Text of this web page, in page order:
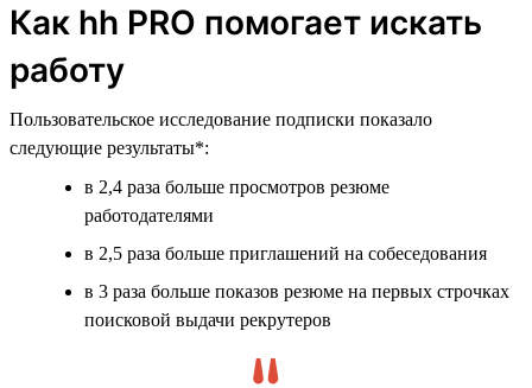
Как hh PRO помогает искать
работу
Пользовательское исследование подписки показало
следующие результаты*:
в 2,4 раза больше просмотров резюме
работодателями
в 2,5 раза больше приглашений на собеседования
в 3 раза больше показов резюме на первых строчках
поисковой выдачи рекрутеров